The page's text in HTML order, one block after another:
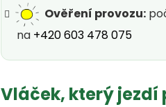
Ověření provozu:
na +420 603 478 075
Vláček, který jezdí